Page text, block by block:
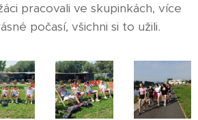
pracovali ve skupinkách, více
počasí, všichni si to užili.